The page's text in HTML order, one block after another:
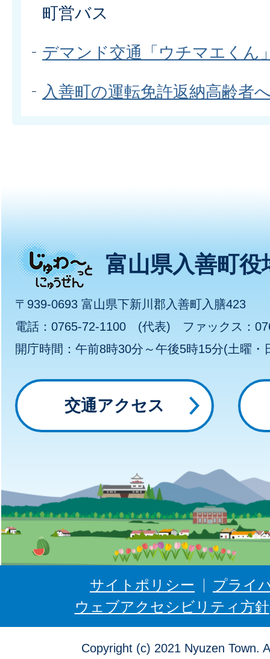
町営バス
デマンド交通「ウチマエくん
入善町の運転免許返納高齢者
じ
ゅ
わ
～
っ
と
ゅ
う
ぜ
富山県入善町役
〒939-0693 富山県下新川郡入善町入膳423
電話：0765-72-1100 (代表) ファックス：
開庁時間：午前8時30分～午後5時15分(土曜
交通アクセス
サイトポリシー
プライ
ウェブアクセシビリティ方針
Copyright (c) 2021 Nyuzen Town.